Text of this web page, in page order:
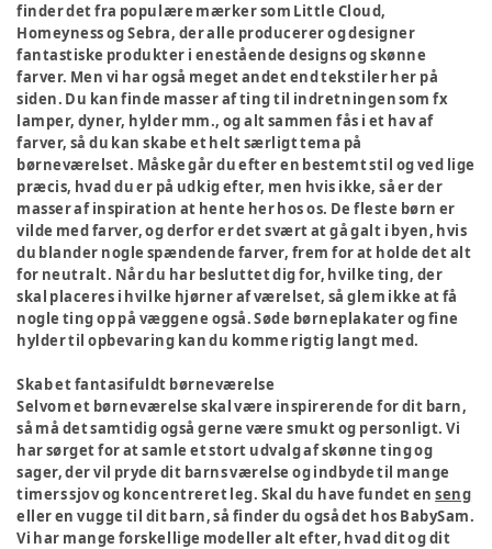
finder det fra populære mærker som Little Cloud,
Homeyness og Sebra, der alle producerer og designer
fantastiske produkter i enestående designs og skønne
farver. Men vi har også meget andet end tekstiler her på
siden. Du kan finde masser af ting til indretningen som fx
lamper, dyner, hylder mm., og alt sammen fås i et hav af
farver, så du kan skabe et helt særligt tema på
børneværelset. Måske går du efter en bestemt stil og ved lige
præcis, hvad du er på udkig efter, men hvis ikke, så er der
masser af inspiration at hente her hos os. De fleste børn er
vilde med farver, og derfor er det svært at gå galt i byen, hvis
du blander nogle spændende farver, frem for at holde det alt
for neutralt. Når du har besluttet dig for, hvilke ting, der
skal placeres i hvilke hjørner af værelset, så glem ikke at få
nogle ting op på væggene også. Søde børneplakater og fine
hylder til opbevaring kan du komme rigtig langt med.
Skab et fantasifuldt børneværelse
Selvom et børneværelse skal være inspirerende for dit barn,
så må det samtidig også gerne være smukt og personligt. Vi
har sørget for at samle et stort udvalg af skønne ting og
sager, der vil pryde dit barns værelse og indbyde til mange
timers sjov og koncentreret leg. Skal du have fundet enseng
eller en vugge til dit barn, så finder du også det hos BabySam.
Vi har mange forskellige modeller alt efter, hvad dit og dit